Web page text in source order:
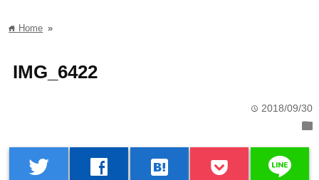
home Home »
IMG_6422
time 2018/09/30
folder
twitter facebook hatenabookmark line